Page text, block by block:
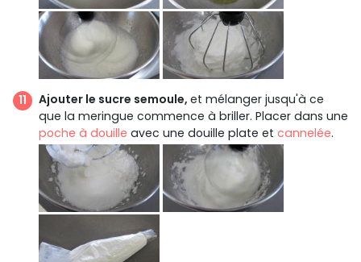
Ajouter le sucre semoule, et mélanger jusqu'à ce
que la meringue commence à briller. Placer dans une
poche à douille avec une douille plate et cannelée.